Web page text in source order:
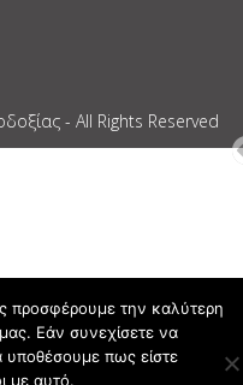
- All Rights Reserved
προσφέρουμε την καλύτερη
Εάν συνεχίσετε να
υποθέσουμε πως είστε
με αυτό.